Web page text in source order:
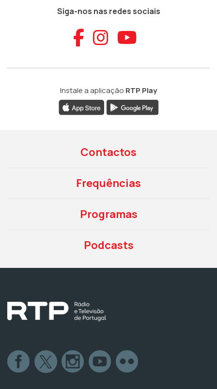
Siga-nos nas redes sociais
Aceder ao
Aceder ao
Aceder
Instale a aplicação RTP Play
Contactos
Frequências
Programas
Podcasts